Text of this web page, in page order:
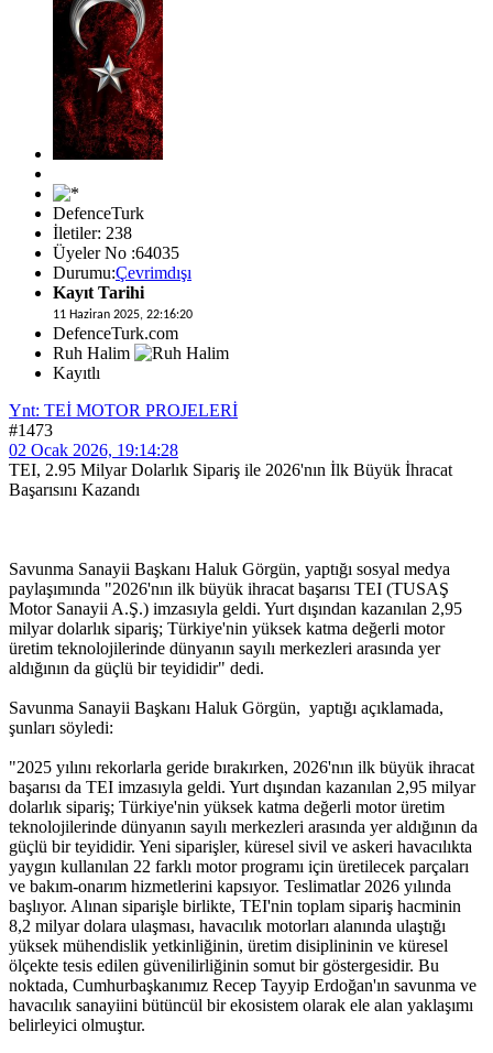
DefenceTurk
İletiler: 238
Üyeler No :64035
Durumu:Çevrimdışı
Kayıt Tarihi
11 Haziran 2025, 22:16:20
DefenceTurk.com
Ruh Halim
Kayıtlı
Ynt: TEİ MOTOR PROJELERİ
#1473
02 Ocak 2026, 19:14:28
TEI, 2.95 Milyar Dolarlık Sipariş ile 2026'nın İlk Büyük İhracat
Başarısını Kazandı
Savunma Sanayii Başkanı Haluk Görgün, yaptığı sosyal medya
paylaşımında "2026'nın ilk büyük ihracat başarısı TEI (TUSAŞ
Motor Sanayii A.Ş.) imzasıyla geldi. Yurt dışından kazanılan 2,95
milyar dolarlık sipariş; Türkiye'nin yüksek katma değerli motor
üretim teknolojilerinde dünyanın sayılı merkezleri arasında yer
aldığının da güçlü bir teyididir" dedi.
Savunma Sanayii Başkanı Haluk Görgün, yaptığı açıklamada,
şunları söyledi:
"2025 yılını rekorlarla geride bırakırken, 2026'nın ilk büyük ihracat
başarısı da TEI imzasıyla geldi. Yurt dışından kazanılan 2,95 milyar
dolarlık sipariş; Türkiye'nin yüksek katma değerli motor üretim
teknolojilerinde dünyanın sayılı merkezleri arasında yer aldığının da
güçlü bir teyididir. Yeni siparişler, küresel sivil ve askeri havacılıkta
yaygın kullanılan 22 farklı motor programı için üretilecek parçaları
ve bakım-onarım hizmetlerini kapsıyor. Teslimatlar 2026 yılında
başlıyor. Alınan siparişle birlikte, TEI'nin toplam sipariş hacminin
8,2 milyar dolara ulaşması, havacılık motorları alanında ulaştığı
yüksek mühendislik yetkinliğinin, üretim disiplininin ve küresel
ölçekte tesis edilen güvenilirliğinin somut bir göstergesidir. Bu
noktada, Cumhurbaşkanımız Recep Tayyip Erdoğan'ın savunma ve
havacılık sanayiini bütüncül bir ekosistem olarak ele alan yaklaşımı
belirleyici olmuştur.